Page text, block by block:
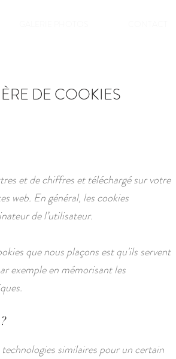
DE COOKIES
et de chiffres et téléchargé sur votre
web. En général, les cookies
de l’utilisateur.
que nous plaçons est qu'ils servent
exemple en mémorisant les
similaires pour un certain